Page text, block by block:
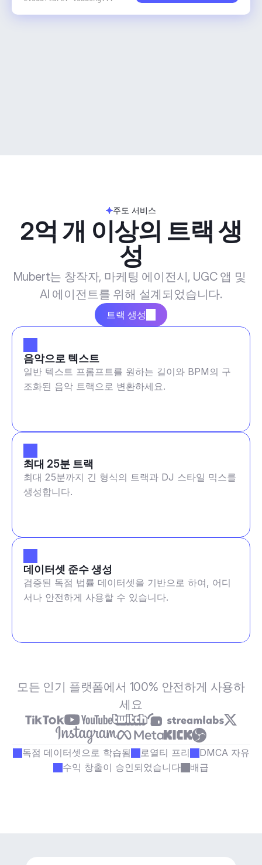
주도 서비스
2억 개 이상의 트랙 생
성
Mubert는 창작자, 마케팅 에이전시, UGC 앱 및
AI 에이전트를 위해 설계되었습니다.
트랙 생성
음악으로 텍스트
일반 텍스트 프롬프트를 원하는 길이와 BPM의 구
조화된 음악 트랙으로 변환하세요.
최대 25분 트랙
최대 25분까지 긴 형식의 트랙과 DJ 스타일 믹스를
생성합니다.
데이터셋 준수 생성
검증된 독점 법률 데이터셋을 기반으로 하여, 어디
서나 안전하게 사용할 수 있습니다.
모든 인기 플랫폼에서 100% 안전하게 사용하
세요
독점 데이터셋으로 학습됨 로열티 프리
DMCA 자유
수익 창출이 승인되었습니다
배급